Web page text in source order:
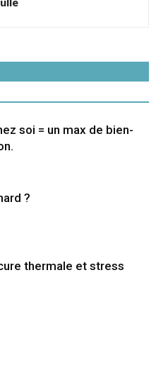
soi = un max de bien-
?
thermale et stress